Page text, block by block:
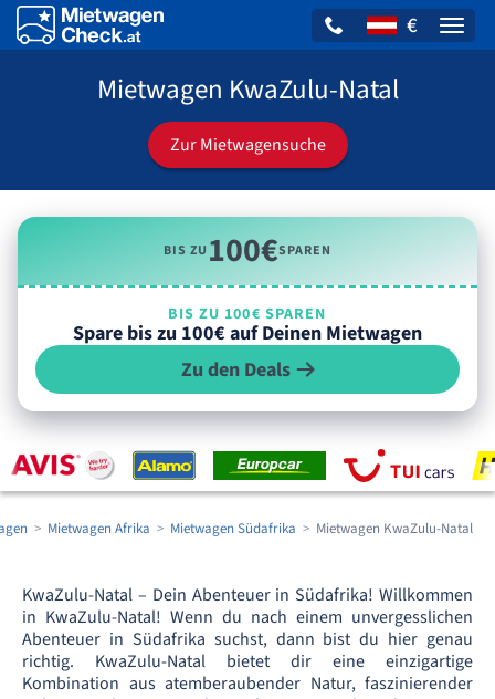
€
Mietwagen KwaZulu-Natal
Zur Mietwagensuche
BIS ZU100€SPAREN
BIS ZU 100€ SPAREN
Spare bis zu 100€ auf Deinen Mietwagen
Zu den Deals
Mietwagen Afrika Mietwagen Südafrika Mietwagen KwaZulu-Natal
KwaZulu-Natal – Dein Abenteuer in Südafrika! Willkommen
in KwaZulu-Natal! Wenn du nach einem unvergesslichen
Abenteuer in Südafrika suchst, dann bist du hier genau
richtig. KwaZulu-Natal bietet dir eine einzigartige
Kombination aus atemberaubender Natur, faszinierender